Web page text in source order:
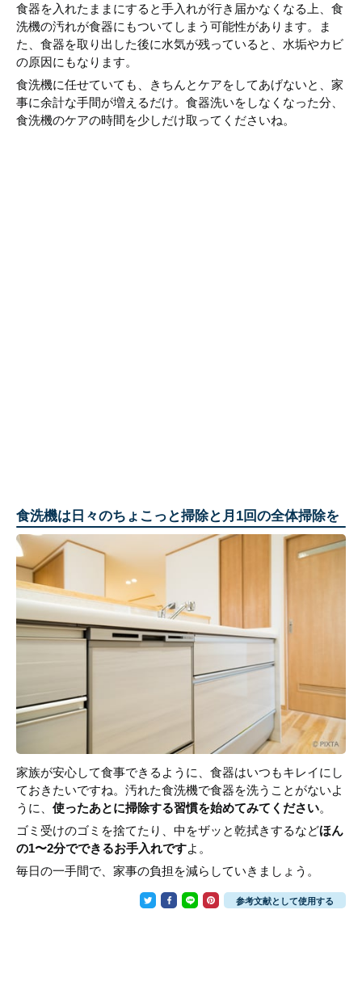
食器を入れたままにすると手入れが行き届かなくなる上、食
洗機の汚れが食器にもついてしまう可能性があります。ま
た、食器を取り出した後に水気が残っていると、水垢やカビ
の原因にもなります。
食洗機に任せていても、きちんとケアをしてあげないと、家
事に余計な手間が増えるだけ。食器洗いをしなくなった分、
食洗機のケアの時間を少しだけ取ってくださいね。
食洗機は日々のちょこっと掃除と月1回の全体掃除を
家族が安心して食事できるように、食器はいつもキレイにし
ておきたいですね。汚れた食洗機で食器を洗うことがないよ
うに、 使ったあとに掃除する習慣を始めてみてください。
ゴミ受けのゴミを捨てたり、中をザッと乾拭きするなどほん
の1〜2分でできるお手入れですよ。
毎日の一手間で、家事の負担を減らしていきましょう。
参考文献として使用する